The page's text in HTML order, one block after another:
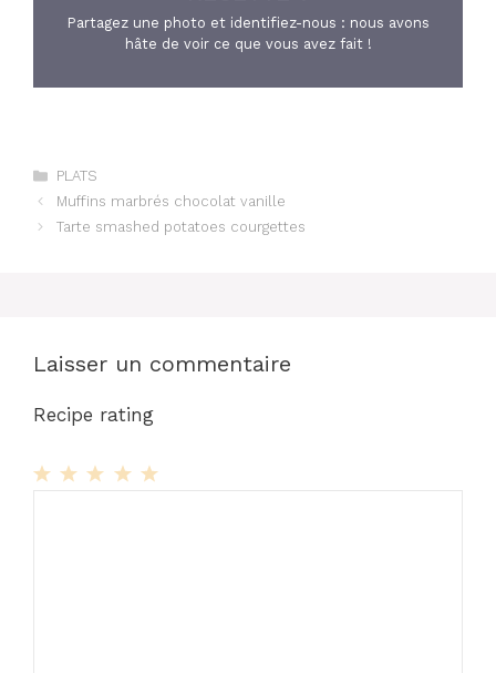
Partagez une photo et identifiez-nous : nous avons
hâte de voir ce que vous avez fait !
Catégories
PLATS
Muffins marbrés chocolat vanille
Tarte smashed potatoes courgettes
Laisser un commentaire
Recipe rating